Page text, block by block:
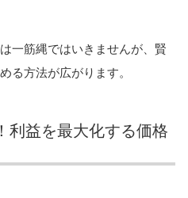
一筋縄ではいきませんが、賢
る方法が広がります。
利益を最大化する価格